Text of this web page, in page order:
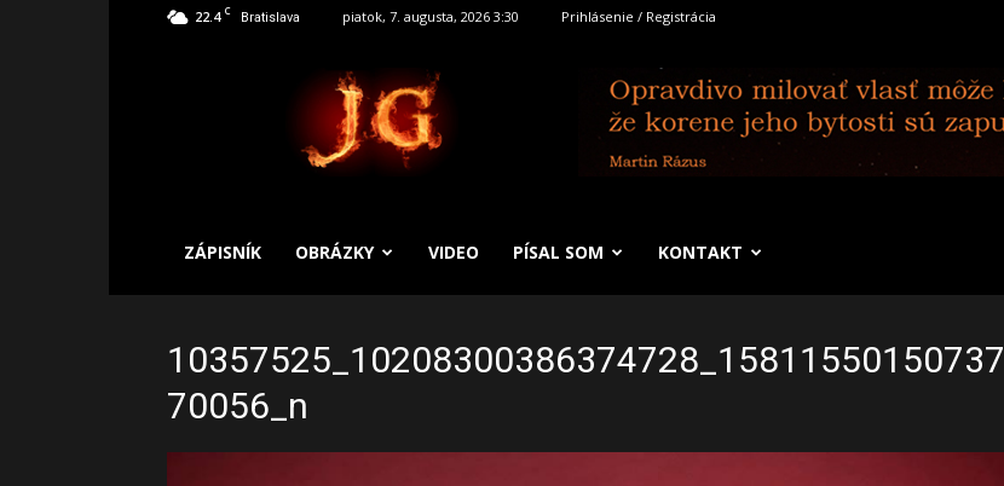
22.4 C Bratislava piatok, 7. augusta, 2026 3:30 Prihlásenie / Registrácia
SLOBODNÝ
ZÁPISNÍK OBRÁZKY VIDEO PÍSAL SOM KONTAKT
10357525_10208300386374728_15811550150737
70056_n